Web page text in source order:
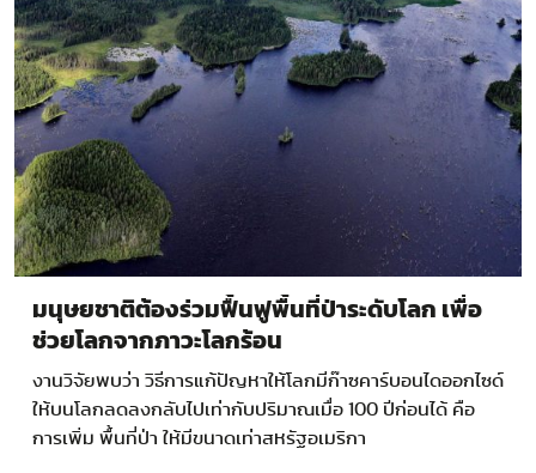
มนุษยชาติต้องร่วมฟื้นฟูพื้นที่ป่าระดับโลก เพื่อ
ช่วยโลกจากภาวะโลกร้อน
งานวิจัยพบว่า วิธีการแก้ปัญหาให้โลกมีก๊าซคาร์บอนไดออกไซด์
ให้บนโลกลดลงกลับไปเท่ากับปริมาณเมื่อ 100 ปีก่อนได้ คือ
การเพิ่ม พื้นที่ป่า ให้มีขนาดเท่าสหรัฐอเมริกา